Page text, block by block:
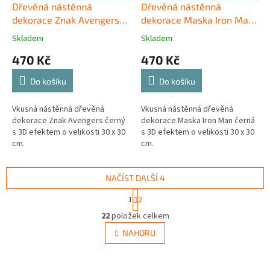
Dřevěná nástěnná
dekorace Znak Avengers
černý
Skladem
470 Kč
Do košíku
Vkusná nástěnná dřevěná
dekorace Znak Avengers černý
s 3D efektem o velikosti 30 x 30
cm.
Dřevěná nástěnná
dekorace Maska Iron Man
černá
Skladem
470 Kč
Do košíku
Vkusná nástěnná dřevěná
dekorace Maska Iron Man černá
s 3D efektem o velikosti 30 x 30
cm.
O
v
l
á
NAČÍST DALŠÍ 4
t
r
á
n
k
1 2
22položek celkem
NAHORU